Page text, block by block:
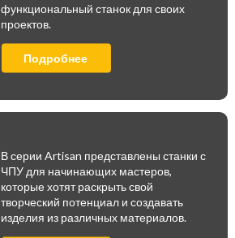
функциональный станок для своих
проектов.
Подробнее
В серии Artisan представлены станки с
ЧПУ для начинающих мастеров,
которые хотят раскрыть свой
творческий потенциал и создавать
изделия из различных материалов.